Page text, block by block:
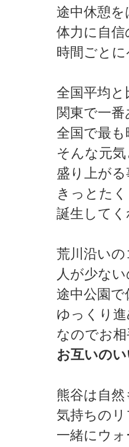
途中休憩
体力に自
時間ごと
全国平均
関東で一
全国で最
そんな元
盛り上が
きっとた
誕生して
荒川沿い
人が少な
途中公園
ゆっくり
なのでお
お互いの
熊谷は自
気持ちの
一緒にウ